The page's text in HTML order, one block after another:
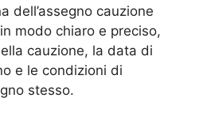
dell’assegno cauzione
modo chiaro e preciso,
cauzione, la data di
e le condizioni di
stesso.